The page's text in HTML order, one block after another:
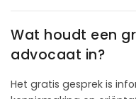
Wat houdt een
advocaat in?
Het gratis gesprek is